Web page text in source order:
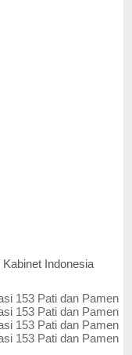
Indonesia
153 Pati dan Pamen
153 Pati dan Pamen
153 Pati dan Pamen
153 Pati dan Pamen